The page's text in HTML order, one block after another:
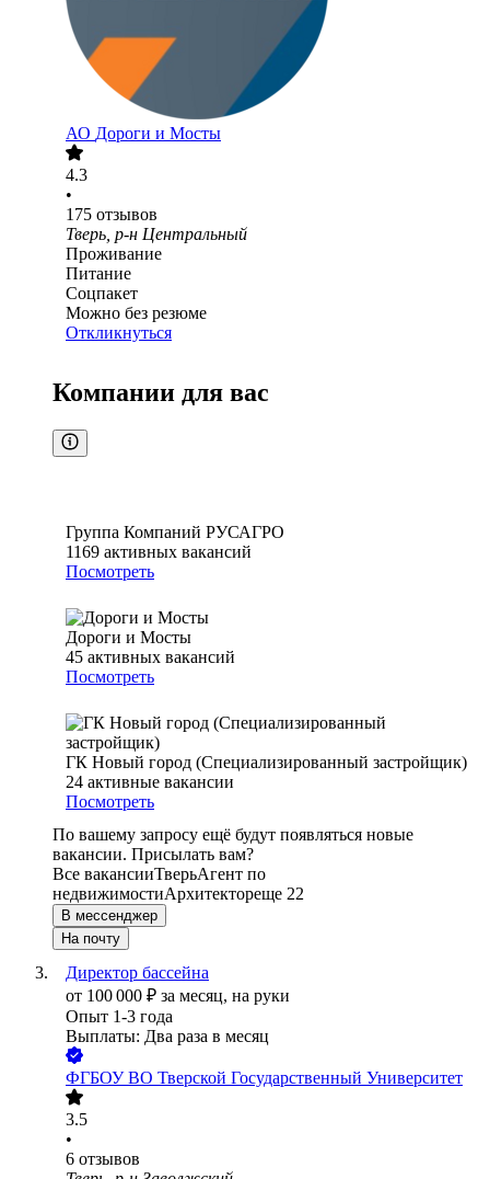
АО Дороги и Мосты
4.3
•
175 отзывов
Тверь, р-н Центральный
Проживание
Питание
Соцпакет
Можно без резюме
Откликнуться
Компании для вас
Группа Компаний РУСАГРО
1169 активных вакансий
Посмотреть
Дороги и Мосты
45 активных вакансий
Посмотреть
ГК Новый город (Специализированный застройщик)
24 активные вакансии
Посмотреть
По вашему запросу ещё будут появляться новые
вакансии. Присылать вам?
Все вакансииТверьАгент по
недвижимостиАрхитектореще 22
В мессенджер
На почту
Директор бассейна
от 100 000 ₽ за месяц, на руки
Опыт 1-3 года
Выплаты: Два раза в месяц
ФГБОУ ВО Тверской Государственный Университет
3.5
•
6 отзывов